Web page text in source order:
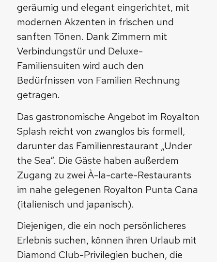
geräumig und elegant eingerichtet, mit
modernen Akzenten in frischen und
sanften Tönen. Dank Zimmern mit
Verbindungstür und Deluxe-
Familiensuiten wird auch den
Bedürfnissen von Familien Rechnung
getragen.
Das gastronomische Angebot im Royalton
Splash reicht von zwanglos bis formell,
darunter das Familienrestaurant „Under
the Sea“. Die Gäste haben außerdem
Zugang zu zwei À-la-carte-Restaurants
im nahe gelegenen Royalton Punta Cana
(italienisch und japanisch).
Diejenigen, die ein noch persönlicheres
Erlebnis suchen, können ihren Urlaub mit
Diamond Club-Privilegien buchen, die